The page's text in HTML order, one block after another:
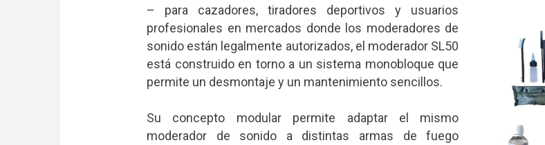
– para cazadores, tiradores deportivos y usuarios
profesionales en mercados donde los moderadores de
sonido están legalmente autorizados, el moderador SL50
está construido en torno a un sistema monobloque que
permite un desmontaje y un mantenimiento sencillos.
Su concepto modular permite adaptar el mismo
moderador de sonido a distintas armas de fuego